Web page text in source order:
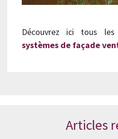
Découvrez ici tous
systèmes de façade
Articles